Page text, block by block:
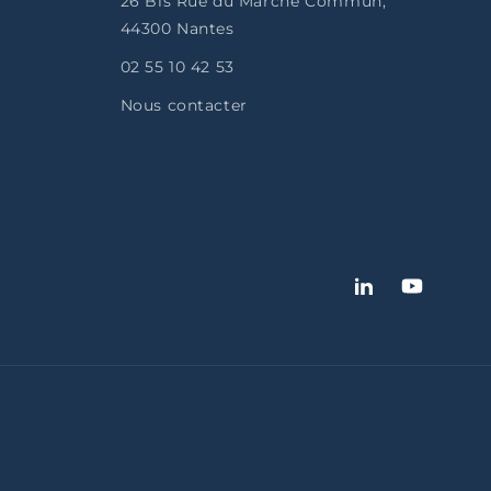
44300 Nantes
02 55 10 42 53
Nous contacter
LinkedInYouTube